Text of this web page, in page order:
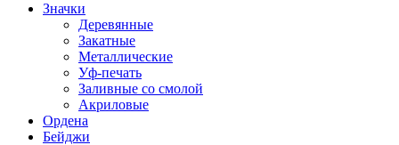
Значки
Деревянные
Закатные
Металлические
Уф-печать
Заливные со смолой
Акриловые
Ордена
Бейджи